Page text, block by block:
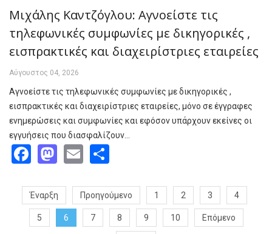
Μιχάλης Καντζόγλου: Αγνοείστε τις
τηλεφωνικές συμφωνίες με δικηγορικές ,
εισπρακτικές και διαχειρίστριες εταιρείες
Αύγουστος 04, 2026
Αγνοείστε τις τηλεφωνικές συμφωνίες με δικηγορικές ,
εισπρακτικές και διαχειρίστριες εταιρείες, μόνο σε έγγραφες
ενημερώσεις και συμφωνίες και εφόσον υπάρχουν εκείνες οι
εγγυήσεις που διασφαλίζουν…
Facebook
Mastodon
Email
Έναρξη Προηγούμενο 1 2 3 4
5 6 7 8 9 10 Επόμενο